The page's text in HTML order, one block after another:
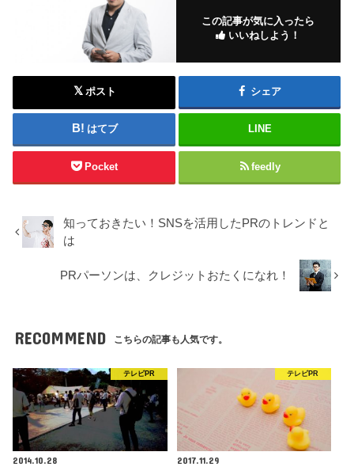
この記事が気に入ったら
いいねしよう！
ポスト シェア
はてブ LINE
Pocket feedly
知っておきたい！SNSを活用したPRのトレンドと
は
PRパーソンは、クレジットおたくになれ！
RECOMMEND こちらの記事も人気です。
テレビPR
2014.10.28
テレビPR
2017.11.29